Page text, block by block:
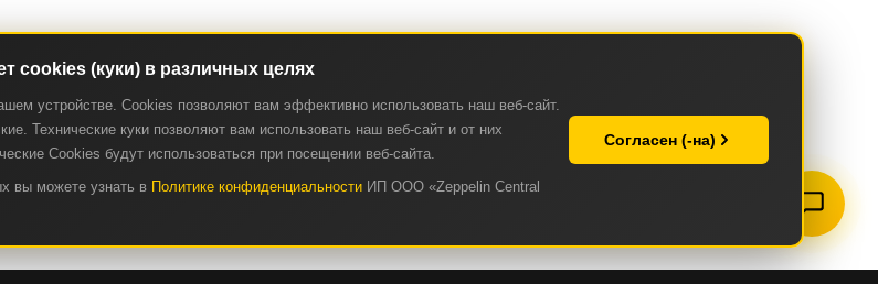
cookies (куки) в различных целях
устройстве. Cookies позволяют вам эффективно использовать наш веб-сайт.
Технические куки позволяют вам использовать наш веб-сайт и от них
Cookies будут использоваться при посещении веб-сайта.
вы можете узнать в Политике конфиденциальности ИП ООО «Zeppelin Central
Согласен (-на)